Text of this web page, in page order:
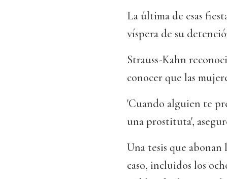
La última de esas
víspera de su
Strauss-Kahn
conocer que las
'Cuando alguien te
una prostituta',
Una tesis que
caso, incluidos los